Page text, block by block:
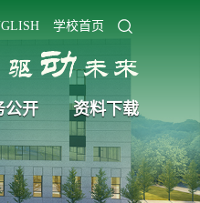
学校首页
公开 资料下载